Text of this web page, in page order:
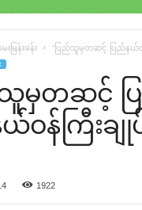
မြန်းခန်း “ပြည်သူမှတဆင့် ပြည်နယ်
သူမှတဆင့်
ယ်ဝန်ကြီး
1922